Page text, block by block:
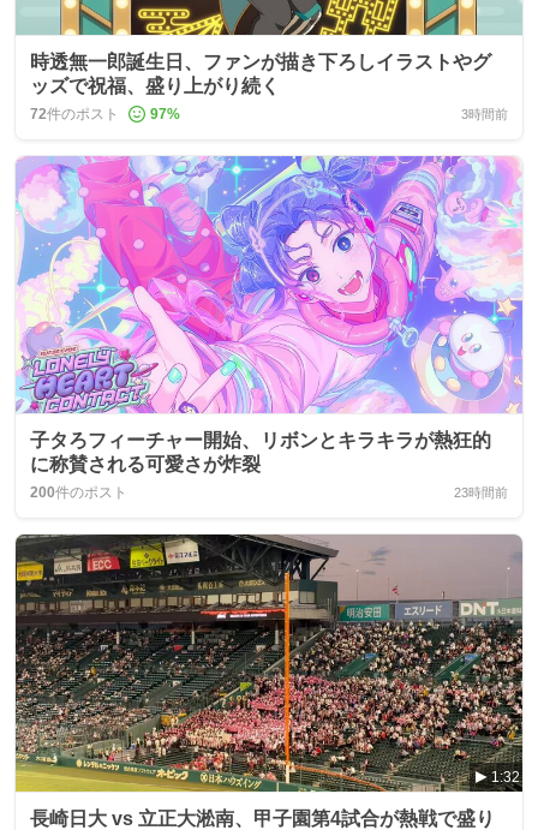
時透無一郎誕生日、ファンが描き下ろしイラストやグ
ッズで祝福、盛り上がり続く
72件のポスト 97% 3時間前
子タろフィーチャー開始、リボンとキラキラが熱狂的
に称賛される可愛さが炸裂
200件のポスト 23時間前
1:32
長崎日大 vs 立正大淞南、甲子園第4試合が熱戦で盛り